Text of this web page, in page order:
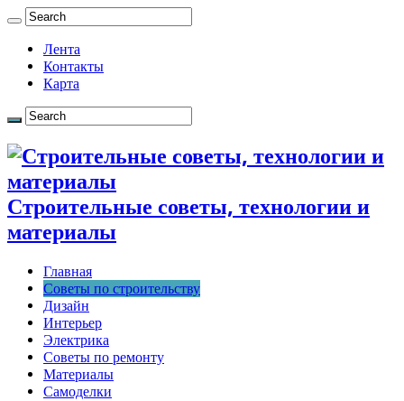
Лента
Контакты
Карта
Строительные советы, технологии и
материалы
Главная
Советы по строительству
Дизайн
Интерьер
Электрика
Советы по ремонту
Материалы
Самоделки